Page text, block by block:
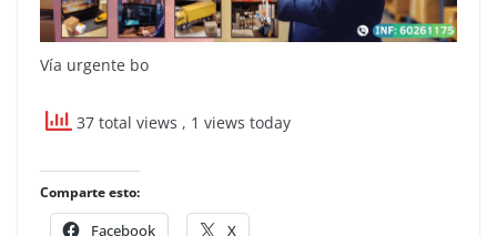
Vía urgente bo
37 total views , 1 views today
Comparte esto:
Facebook X